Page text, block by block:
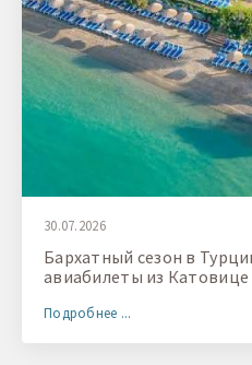
30.07.2026
Бархатный сезон в
авиабилеты из Катовице
Подробнее ...